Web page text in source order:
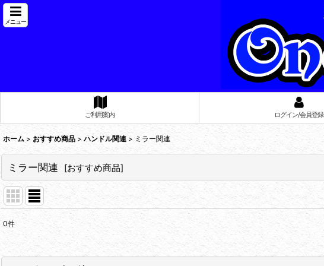
メニュー
ご利用案内 ログイン/会員登録
ホーム > おすすめ商品 > ハンドル関連 > ミラー関連
ミラー関連 [おすすめ商品]
在庫あり
0件